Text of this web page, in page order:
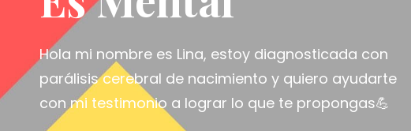
Hola mi nombre es Lina, estoy diagnosticada con
parálisis cerebral de nacimiento y quiero ayudarte
con mi testimonio a lograr lo que te propongas💪